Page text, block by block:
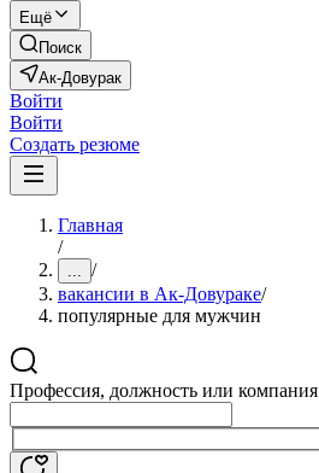
Ещё
Поиск
Ак-Довурак
Войти
Войти
Создать резюме
Главная
/
... /
вакансии в Ак-Довураке/
популярные для мужчин
Профессия, должность или компания